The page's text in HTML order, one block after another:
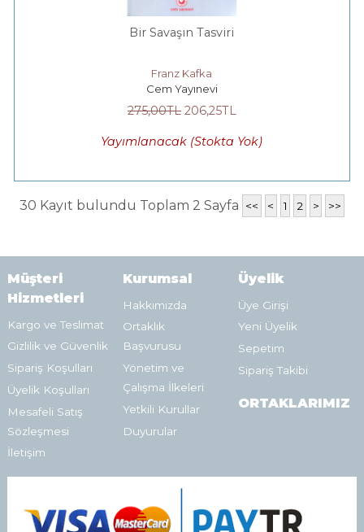
Bir Savaşın Tasviri
Franz Kafka
Cem Yayınevi
275,00TL 206,25TL
Yayımlanacak (Stokta Yok)
30 Kayıt bulundu Toplam 2 Sayfa << < 1 2 > >>
Müşteri
Hizmetleri
Kargo ve Teslimat
Gizlilik ve Güvenlik
Sipariş Koşulları
Üyelik Koşulları
Mesafeli Satış
Sözleşmesi
İletişim
Kurumsal
Hakkımızda
Ortaklık
Başvurusu
Yönetim ve
Çalışma İlkeleri
Yetkili Kurullar
Duyurular
Üyelik
Üye Girişi
Yeni Üyelik
Sepetim
Sipariş Takibi
ORTAKLARIMIZ